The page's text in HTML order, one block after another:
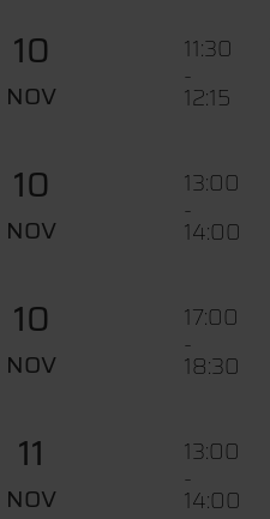
10
NOV
11:30
-
12:15
10
NOV
13:00
-
14:00
10
NOV
17:00
-
18:30
11
NOV
13:00
-
14:00